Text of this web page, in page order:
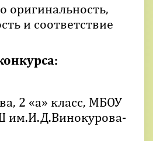
и соответствие
2 «а» класс, МБОУ
им.И.Д.Винокурова-